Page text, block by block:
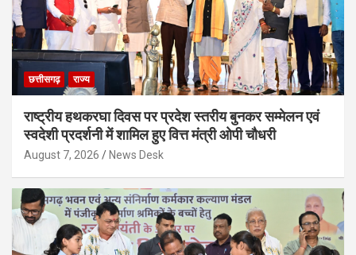
छत्तीसगढ़ राज्य
राष्ट्रीय हथकरघा दिवस पर प्रदेश स्तरीय बुनकर सम्मेलन एवं
स्वदेशी प्रदर्शनी में शामिल हुए वित्त मंत्री ओपी चौधरी
August 7, 2026 News Desk